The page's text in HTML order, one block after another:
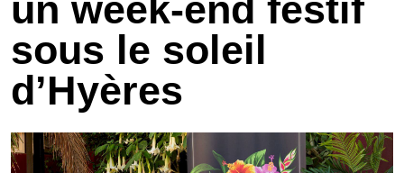
un week-end festif
sous le soleil
d’Hyères